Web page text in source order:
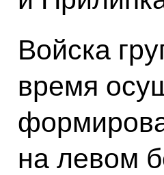
Войска
время
на левом